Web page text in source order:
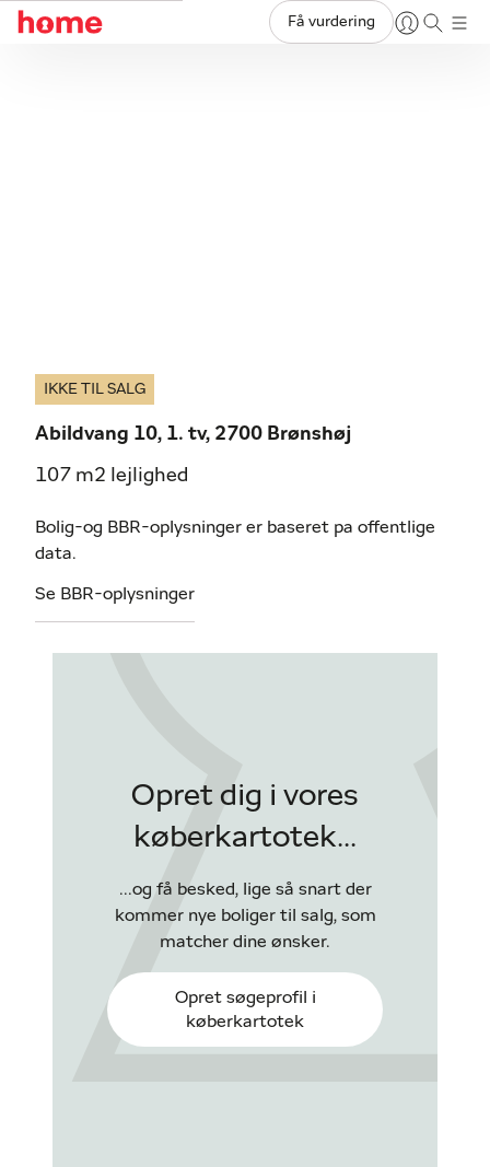
Få vurdering
IKKE TIL SALG
Abildvang 10, 1. tv, 2700 Brønshøj
107 m2 lejlighed
Bolig-og BBR-oplysninger er baseret pa offentlige
data.
Se BBR-oplysninger
Opret dig i vores
køberkartotek...
...og få besked, lige så snart der
kommer nye boliger til salg, som
matcher dine ønsker.
Opret søgeprofil i
køberkartotek